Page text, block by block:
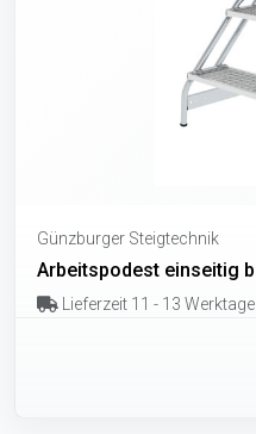
Günzburger Steigtechnik
Arbeitspodest einseitig
Lieferzeit 11 - 13 Werktage